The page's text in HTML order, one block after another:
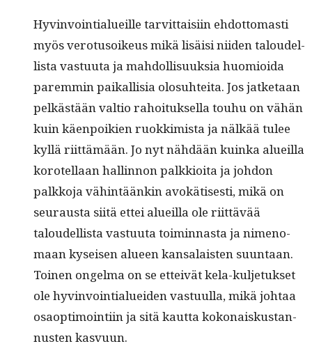
Hyv­in­voin­tialueille tarvit­taisi­in ehdot­tomasti
myös vero­tu­soikeus mikä lisäisi niiden taloudel­
lista vas­tu­u­ta ja mah­dol­lisuuk­sia huomioi­da
parem­min paikallisia olo­suhtei­ta. Jos jatke­taan
pelkästään val­tio rahoituk­sel­la touhu on vähän
kuin käen­poikien ruokkimista ja nälkää tulee
kyl­lä riit­tämään. Jo nyt nähdään kuin­ka alueil­la
korotel­laan hallinnon palkkioi­ta ja johdon
palkko­ja vähin­täänkin avokä­tis­es­ti, mikä on
seu­raus­ta siitä ettei alueil­la ole riit­tävää
taloudel­lista vas­tu­u­ta toimin­nas­ta ja nimeno­
maan kyseisen alueen kansalais­ten suun­taan.
Toinen ongel­ma on se etteivät kela-kul­je­tuk­set
ole hyv­in­voin­tialuei­den vas­tu­ul­la, mikä johtaa
osaop­ti­moin­ti­in ja sitä kaut­ta kokon­aiskus­tan­
nusten kasvuun.